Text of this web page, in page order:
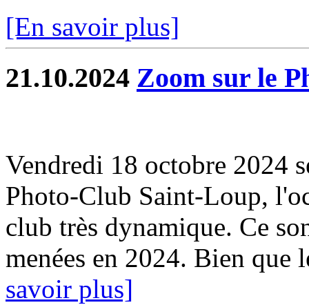
[En savoir plus]
21.10.2024 Zoom sur le
Vendredi 18 octobre 2024
Photo-Club Saint-Loup,
club très dynamique. Ce
menées en 2024. Bien que
savoir plus]